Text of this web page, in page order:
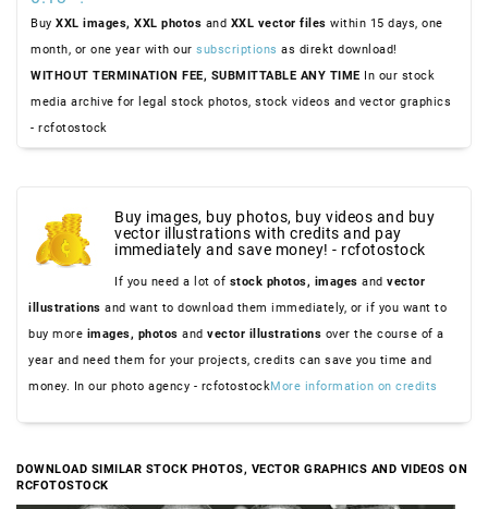
Buy XXL images, XXL photos and XXL vector files within 15 days, one
month, or one year with our subscriptions as direkt download!
WITHOUT TERMINATION FEE, SUBMITTABLE ANY TIME In our stock
media archive for legal stock photos, stock videos and vector graphics
- rcfotostock
Buy images, buy photos, buy videos and buy
vector illustrations with credits and pay
immediately and save money! - rcfotostock
If you need a lot of stock photos, images and vector
illustrations and want to download them immediately, or if you want to
buy more images, photos and vector illustrations over the course of a
year and need them for your projects, credits can save you time and
money. In our photo agency - rcfotostockMore information on credits
DOWNLOAD SIMILAR STOCK PHOTOS, VECTOR GRAPHICS AND VIDEOS ON
RCFOTOSTOCK